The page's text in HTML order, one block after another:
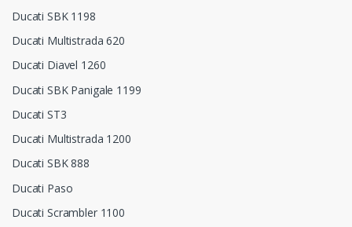
Ducati SBK 1198
Ducati Multistrada 620
Ducati Diavel 1260
Ducati SBK Panigale 1199
Ducati ST3
Ducati Multistrada 1200
Ducati SBK 888
Ducati Paso
Ducati Scrambler 1100